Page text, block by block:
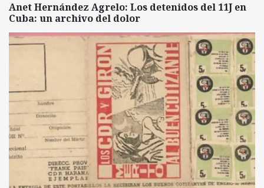
Anet Hernández Agrelo: Los detenidos del 11J en
Cuba: un archivo del dolor